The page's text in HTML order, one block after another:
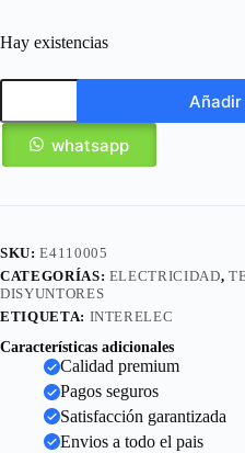
Hay existencias
whatsapp
SKU:E4110005
CATEGORÍAS: ELECTRICIDAD,
DISYUNTORES
ETIQUETA: INTERELEC
Características adicionales
Calidad premium
Pagos seguros
Satisfacción garantizada
Envios a todo el pais